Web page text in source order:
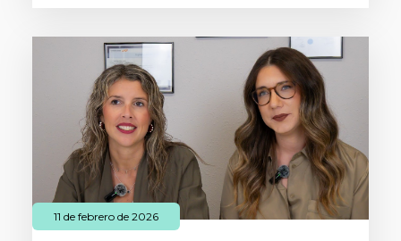
11 de febrero de 2026